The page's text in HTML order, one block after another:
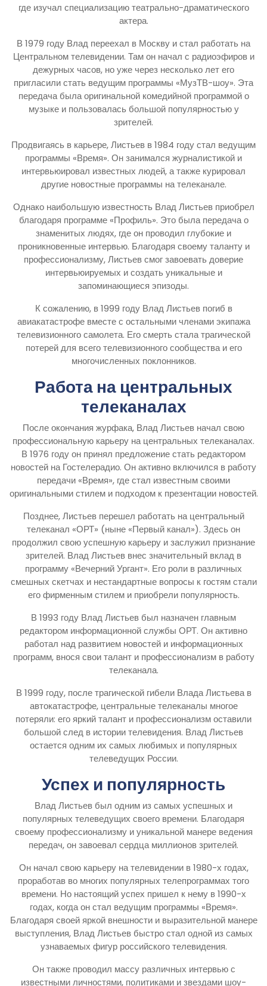
где изучал специализацию театрально-драматического
актера.
В 1979 году Влад переехал в Москву и стал работать на
Центральном телевидении. Там он начал с радиоэфиров и
дежурных часов, но уже через несколько лет его
пригласили стать ведущим программы «МузТВ-шоу». Эта
передача была оригинальной комедийной программой о
музыке и пользовалась большой популярностью у
зрителей.
Продвигаясь в карьере, Листьев в 1984 году стал ведущим
программы «Время». Он занимался журналистикой и
интервьюировал известных людей, а также курировал
другие новостные программы на телеканале.
Однако наибольшую известность Влад Листьев приобрел
благодаря программе «Профиль». Это была передача о
знаменитых людях, где он проводил глубокие и
проникновенные интервью. Благодаря своему таланту и
профессионализму, Листьев смог завоевать доверие
интервьюируемых и создать уникальные и
запоминающиеся эпизоды.
К сожалению, в 1999 году Влад Листьев погиб в
авиакатастрофе вместе с остальными членами экипажа
телевизионного самолета. Его смерть стала трагической
потерей для всего телевизионного сообщества и его
многочисленных поклонников.
Работа на центральных
телеканалах
После окончания журфака, Влад Листьев начал свою
профессиональную карьеру на центральных телеканалах.
В 1976 году он принял предложение стать редактором
новостей на Гостелерадио. Он активно включился в работу
передачи «Время», где стал известным своими
оригинальными стилем и подходом к презентации новостей.
Позднее, Листьев перешел работать на центральный
телеканал «ОРТ» (ныне «Первый канал»). Здесь он
продолжил свою успешную карьеру и заслужил признание
зрителей. Влад Листьев внес значительный вклад в
программу «Вечерний Ургант». Его роли в различных
смешных скетчах и нестандартные вопросы к гостям стали
его фирменным стилем и приобрели популярность.
В 1993 году Влад Листьев был назначен главным
редактором информационной службы ОРТ. Он активно
работал над развитием новостей и информационных
программ, внося свои талант и профессионализм в работу
телеканала.
В 1999 году, после трагической гибели Влада Листьева в
автокатастрофе, центральные телеканалы многое
потеряли: его яркий талант и профессионализм оставили
большой след в истории телевидения. Влад Листьев
остается одним их самых любимых и популярных
телеведущих России.
Успех и популярность
Влад Листьев был одним из самых успешных и
популярных телеведущих своего времени. Благодаря
своему профессионализму и уникальной манере ведения
передач, он завоевал сердца миллионов зрителей.
Он начал свою карьеру на телевидении в 1980-х годах,
проработав во многих популярных телепрограммах того
времени. Но настоящий успех пришел к нему в 1990-х
годах, когда он стал ведущим программы «Время».
Благодаря своей яркой внешности и выразительной манере
выступления, Влад Листьев быстро стал одной из самых
узнаваемых фигур российского телевидения.
Он также проводил массу различных интервью с
известными личностями, политиками и звездами шоу-